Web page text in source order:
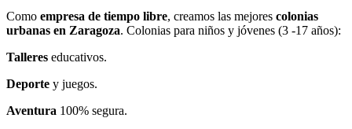
Como empresa de tiempo libre, creamos las mejores colonias
urbanas en Zaragoza. Colonias para niños y jóvenes (3 -17 años):
Talleres educativos.
Deporte y juegos.
Aventura 100% segura.